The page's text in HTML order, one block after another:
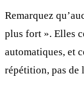
Remarquez
plus fort ». Elles
automatiques, et
répétition, pas de